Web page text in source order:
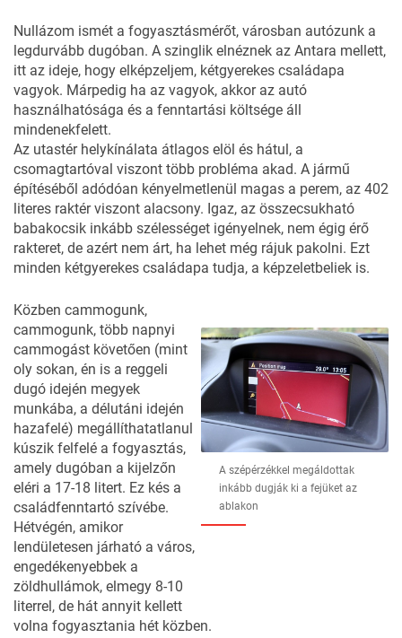
Nullázom ismét a fogyasztásmérőt, városban autózunk a
legdurvább dugóban. A szinglik elnéznek az Antara mellett,
itt az ideje, hogy elképzeljem, kétgyerekes családapa
vagyok. Márpedig ha az vagyok, akkor az autó
használhatósága és a fenntartási költsége áll
mindenekfelett.
Az utastér helykínálata átlagos elöl és hátul, a
csomagtartóval viszont több probléma akad. A jármű
építéséből adódóan kényelmetlenül magas a perem, az 402
literes raktér viszont alacsony. Igaz, az összecsukható
babakocsik inkább szélességet igényelnek, nem égig érő
rakteret, de azért nem árt, ha lehet még rájuk pakolni. Ezt
minden kétgyerekes családapa tudja, a képzeletbeliek is.
A szépérzékkel megáldottak
inkább dugják ki a fejüket az
ablakon
Közben cammogunk,
cammogunk, több napnyi
cammogást követően (mint
oly sokan, én is a reggeli
dugó idején megyek
munkába, a délutáni idején
hazafelé) megállíthatatlanul
kúszik felfelé a fogyasztás,
amely dugóban a kijelzőn
eléri a 17-18 litert. Ez kés a
családfenntartó szívébe.
Hétvégén, amikor
lendületesen járható a város,
engedékenyebbek a
zöldhullámok, elmegy 8-10
literrel, de hát annyit kellett
volna fogyasztania hét közben.